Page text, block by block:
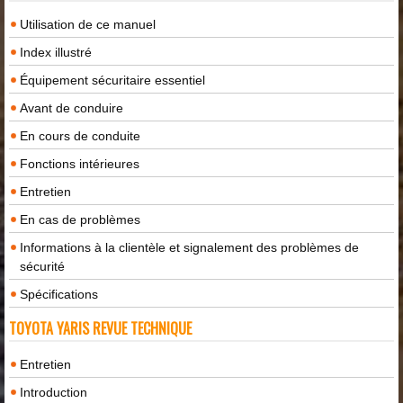
Utilisation de ce manuel
Index illustré
Équipement sécuritaire essentiel
Avant de conduire
En cours de conduite
Fonctions intérieures
Entretien
En cas de problèmes
Informations à la clientèle et signalement des problèmes de
sécurité
Spécifications
TOYOTA YARIS REVUE TECHNIQUE
Entretien
Introduction